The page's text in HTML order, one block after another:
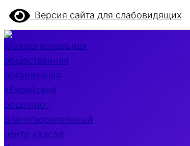
Перейти
содержимому
Версия сайта для слабовидящих